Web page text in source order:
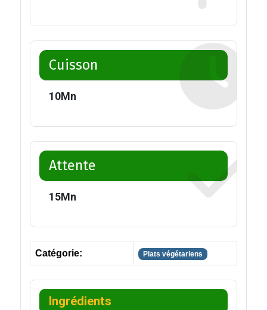
Cuisson
10Mn
Attente
15Mn
Catégorie: Plats végétariens
Ingrédients